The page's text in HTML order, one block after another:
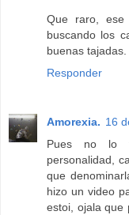
Que raro, ese
buscando los
buenas
Responder
Amorexia. 16
Pues no lo
personalidad,
que
hizo un video
estoi, ojala que